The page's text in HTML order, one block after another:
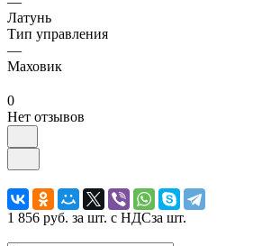
Латунь
Тип управления
—
Маховик
0
Нет отзывов
1 856 руб. за шт. с НДСза шт.